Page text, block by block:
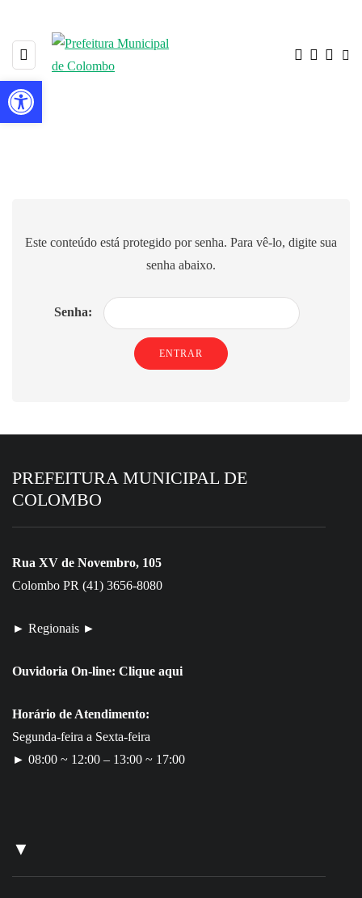
do Consumidor
Este conteúdo está protegido por senha. Para vê-lo, digite sua
senha abaixo.
Senha:
PREFEITURA MUNICIPAL DE
COLOMBO
Rua XV de Novembro, 105
Colombo PR (41) 3656-8080
► Regionais ►
Ouvidoria On-line: Clique aqui
Horário de Atendimento:
Segunda-feira a Sexta-feira
► 08:00 ~ 12:00 – 13:00 ~ 17:00
▼
Barra de Ferramentas Aberta